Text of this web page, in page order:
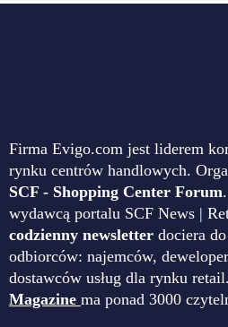
Firma Evigo.com jest liderem
rynku centrów handlowych.
SCF - Shopping Center Forum
wydawcą portalu SCF News |
codzienny newsletter dociera
odbiorców: najemców,
dostawców usług dla rynku
Magazine ma ponad 3000